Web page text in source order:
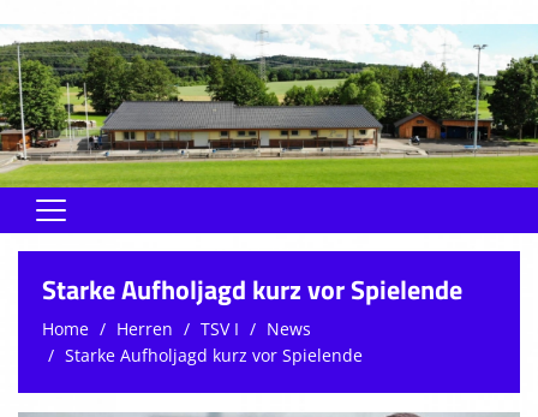
Home
Herren
Jugend
Starke Aufholjagd kurz vor Spielende
Home Herren TSV I
News
Starke Aufholjagd kurz vor Spielende